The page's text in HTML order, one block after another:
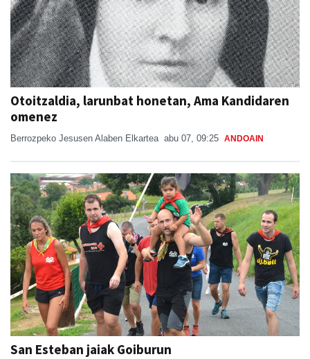
Otoitzaldia, larunbat honetan, Ama Kandidaren
omenez
Berrozpeko Jesusen Alaben Elkartea abu 07, 09:25 ANDOAIN
San Esteban jaiak Goiburun